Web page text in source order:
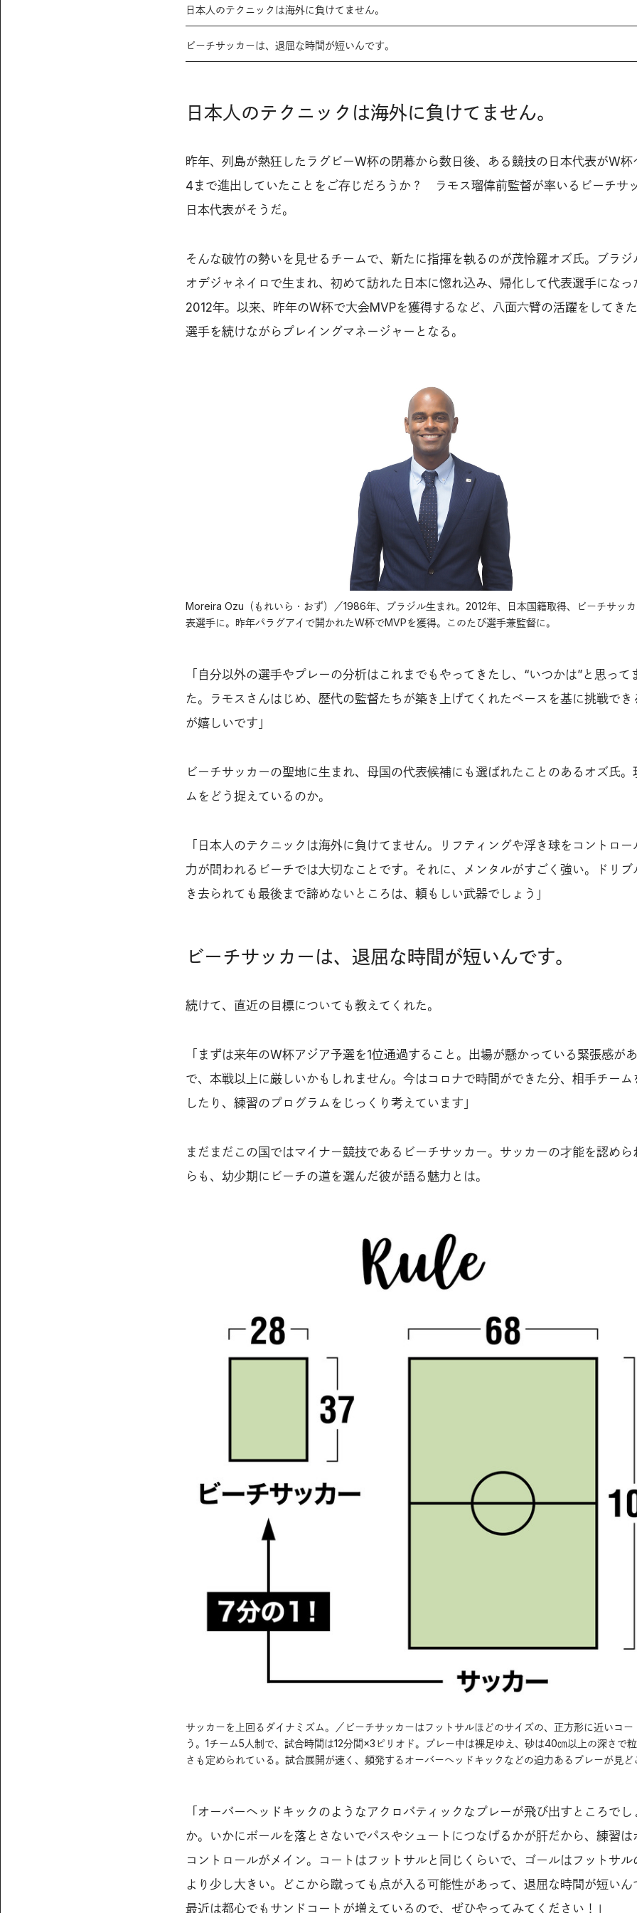
日本人のテクニックは海外に負けてません。
ビーチサッカーは、退屈な時間が短いんです。
日本人のテクニックは海外に負けてません。
昨年、列島が熱狂したラグビーW杯の閉幕から数日後、ある競技の日本代表がW杯
4まで進出していたことをご存じだろうか？ ラモス瑠偉前監督が率いるビーチサ
日本代表がそうだ。
そんな破竹の勢いを見せるチームで、新たに指揮を執るのが茂怜羅オズ氏。ブラジ
オデジャネイロで生まれ、初めて訪れた日本に惚れ込み、帰化して代表選手になっ
2012年。以来、昨年のW杯で大会MVPを獲得するなど、八面六臂の活躍をしてきた
選手を続けながらプレイングマネージャーとなる。
Moreira Ozu（もれいら・おず）／1986年、ブラジル生まれ。2012年、日本国籍取得、ビーチサッ
表選手に。昨年パラグアイで開かれたW杯でMVPを獲得。このたび選手兼監督に。
「自分以外の選手やプレーの分析はこれまでもやってきたし、“いつかは”と思って
た。ラモスさんはじめ、歴代の監督たちが築き上げてくれたベースを基に挑戦でき
が嬉しいです」
ビーチサッカーの聖地に生まれ、母国の代表候補にも選ばれたことのあるオズ氏。
ムをどう捉えているのか。
「日本人のテクニックは海外に負けてません。リフティングや浮き球をコントロー
力が問われるビーチでは大切なことです。それに、メンタルがすごく強い。ドリブ
き去られても最後まで諦めないところは、頼もしい武器でしょう」
ビーチサッカーは、退屈な時間が短いんです。
続けて、直近の目標についても教えてくれた。
「まずは来年のW杯アジア予選を1位通過すること。出場が懸かっている緊張感が
で、本戦以上に厳しいかもしれません。今はコロナで時間ができた分、相手チーム
したり、練習のプログラムをじっくり考えています」
まだまだこの国ではマイナー競技であるビーチサッカー。サッカーの才能を認めら
らも、幼少期にビーチの道を選んだ彼が語る魅力とは。
サッカーを上回るダイナミズム。／ビーチサッカーはフットサルほどのサイズの、正方形に近いコー
う。1チーム5人制で、試合時間は12分間×3ピリオド。プレー中は裸足ゆえ、砂は40㎝以上の深さで
さも定められている。試合展開が速く、頻発するオーバーヘッドキックなどの迫力あるプレーが見ど
「オーバーヘッドキックのようなアクロバティックなプレーが飛び出すところでし
か。いかにボールを落とさないでパスやシュートにつなげるかが肝だから、練習は
コントロールがメイン。コートはフットサルと同じくらいで、ゴールはフットサル
より少し大きい。どこから蹴っても点が入る可能性があって、退屈な時間が短いん
最近は都心でもサンドコートが増えているので、ぜひやってみてください！」